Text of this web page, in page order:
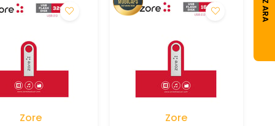
Zore Zore